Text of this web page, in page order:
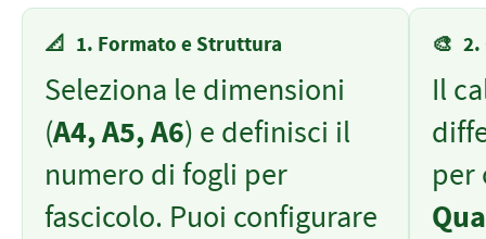
📐 1. Formato e Struttura
Seleziona le dimensioni
(A4, A5, A6) e definisci il
numero di fogli per
fascicolo. Puoi configurare
🎨 2.
Il
per